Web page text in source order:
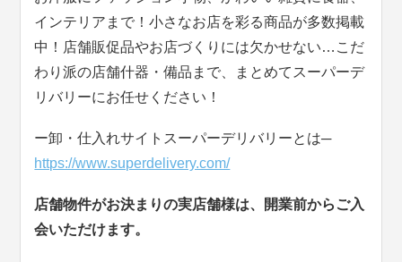
インテリアまで！小さなお店を彩る商品が多数掲載
中！店舗販促品やお店づくりには欠かせない…こだ
わり派の店舗什器・備品まで、まとめてスーパーデ
リバリーにお任せください！
ー卸・仕入れサイトスーパーデリバリーとは─
https://www.superdelivery.com/
店舗物件がお決まりの実店舗様は、開業前からご入
会いただけます。